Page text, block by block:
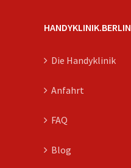
HANDYKLINIK.BERLIN
Die Handyklinik
Anfahrt
FAQ
Blog